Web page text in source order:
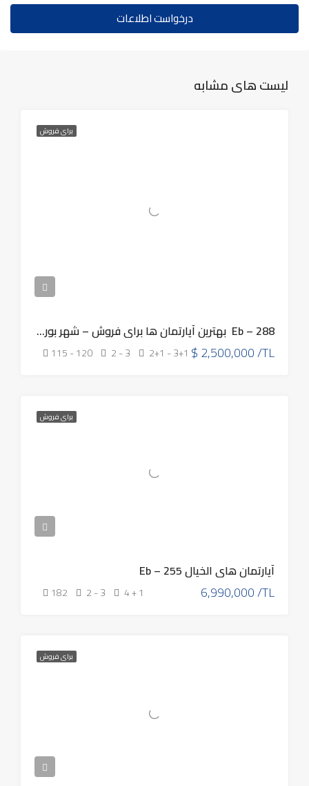
درخواست اطلاعات
لیست های مشابه
برای فروش
Eb – 288 بهترین آپارتمان ها برای فروش – شهر بورسا، منطقه عثمان غازي
$2,500,000 /TL
2+1 - 3+1
2 - 3
115 - 120
برای فروش
آپارتمان های الخيال Eb – 255
6,990,000 /TL
4 + 1
2 - 3
182
برای فروش